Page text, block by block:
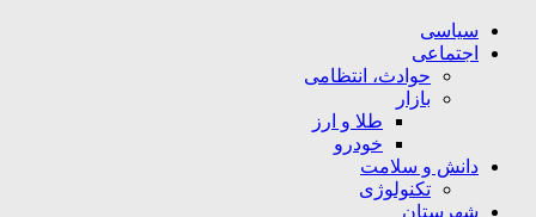
سیاسی
اجتماعی
حوادث، انتظامی
بازار
طلا و ارز
خودرو
دانش و سلامت
تکنولوژی
شهرستان